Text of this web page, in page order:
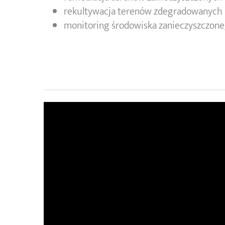
rekultywacja terenów zdegradowanych
monitoring środowiska